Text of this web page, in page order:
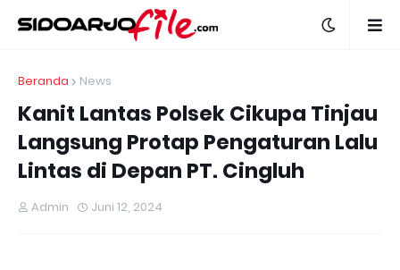
Beranda News
Kanit Lantas Polsek Cikupa Tinjau
Langsung Protap Pengaturan Lalu
Lintas di Depan PT. Cingluh
Admin Juni 12, 2024